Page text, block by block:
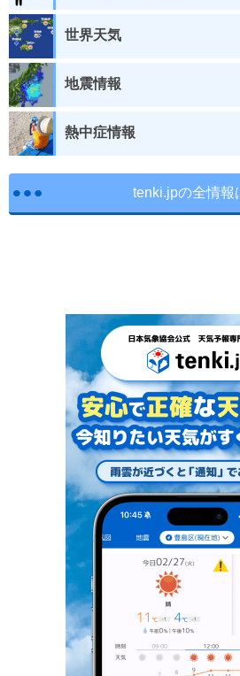
世界天気
地震情報
熱中症情報
tenki.jpの全情報